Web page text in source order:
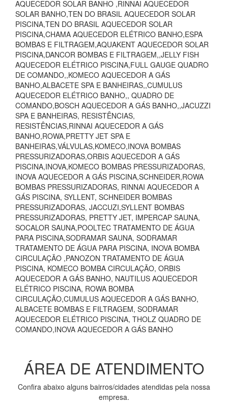
AQUECEDOR SOLAR BANHO ,RINNAI AQUECEDOR
SOLAR BANHO,TEN DO BRASIL AQUECEDOR SOLAR
PISCINA,TEN DO BRASIL AQUECEDOR SOLAR
PISCINA,CHAMA AQUECEDOR ELÉTRICO BANHO,ESPA
BOMBAS E FILTRAGEM,AQUAKENT AQUECEDOR SOLAR
PISCINA,DANCOR BOMBAS E FILTRAGEM,,JELLY FISH
AQUECEDOR ELÉTRICO PISCINA,FULL GAUGE QUADRO
DE COMANDO,,KOMECO AQUECEDOR A GÁS
BANHO,ALBACETE SPA E BANHEIRAS,,CUMULUS
AQUECEDOR ELÉTRICO BANHO,, QUADRO DE
COMANDO,BOSCH AQUECEDOR A GÁS BANHO,,JACUZZI
SPA E BANHEIRAS, RESISTÊNCIAS,
RESISTÊNCIAS,RINNAI AQUECEDOR A GÁS
BANHO,ROWA,PRETTY JET SPA E
BANHEIRAS,VÁLVULAS,KOMECO,INOVA BOMBAS
PRESSURIZADORAS,ORBIS AQUECEDOR A GÁS
PISCINA,INOVA,KOMECO BOMBAS PRESSURIZADORAS,
INOVA AQUECEDOR A GÁS PISCINA,SCHNEIDER,ROWA
BOMBAS PRESSURIZADORAS, RINNAI AQUECEDOR A
GÁS PISCINA, SYLLENT, SCHNEIDER BOMBAS
PRESSURIZADORAS, JACCUZI,SYLLENT BOMBAS
PRESSURIZADORAS, PRETTY JET, IMPERCAP SAUNA,
SOCALOR SAUNA,POOLTEC TRATAMENTO DE ÁGUA
PARA PISCINA,SODRAMAR SAUNA, SODRAMAR
TRATAMENTO DE ÁGUA PARA PISCINA, INOVA BOMBA
CIRCULAÇÃO ,PANOZON TRATAMENTO DE ÁGUA
PISCINA, KOMECO BOMBA CIRCULAÇÃO, ORBIS
AQUECEDOR A GÁS BANHO, NAUTILUS AQUECEDOR
ELÉTRICO PISCINA, ROWA BOMBA
CIRCULAÇÃO,CUMULUS AQUECEDOR A GÁS BANHO,
ALBACETE BOMBAS E FILTRAGEM, SODRAMAR
AQUECEDOR ELÉTRICO PISCINA, THOLZ QUADRO DE
COMANDO,INOVA AQUECEDOR A GÁS BANHO
ÁREA DE ATENDIMENTO
Confira abaixo alguns bairros/cidades atendidas pela nossa
empresa.